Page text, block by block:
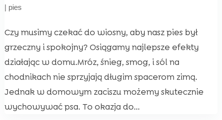
| pies
Czy musimy czekać do wiosny, aby nasz pies był
grzeczny i spokojny? Osiągamy najlepsze efekty
działając w domu.Mróz, śnieg, smog, i sól na
chodnikach nie sprzyjają długim spacerom zimą.
Jednak w domowym zaciszu możemy skutecznie
wychowywać psa. To okazja do...